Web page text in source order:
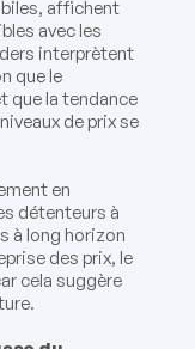
affichent
avec les
interprètent
que le
que la tendance
de prix se
en
détenteurs à
à long horizon
des prix, le
cela suggère